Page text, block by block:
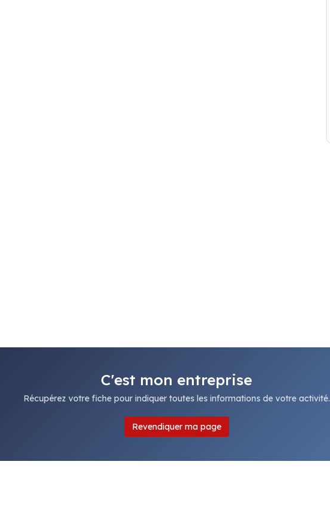
C'est mon entreprise
Récupérez votre fiche pour indiquer toutes les informations de votre activité.
Revendiquer ma page